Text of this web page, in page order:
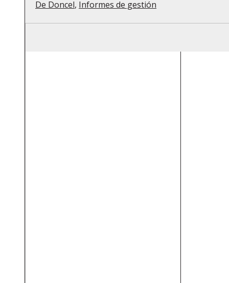
De Doncel, Informes de gestión